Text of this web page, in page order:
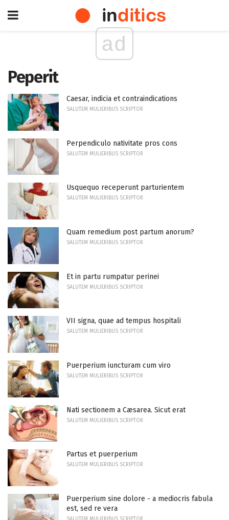
ad
Peperit
Caesar, indicia et contraindications
SALUTEM MULIERIBUS SCRIPTOR
Perpendiculo nativitate pros cons
SALUTEM MULIERIBUS SCRIPTOR
Usquequo receperunt parturientem
SALUTEM MULIERIBUS SCRIPTOR
Quam remedium post partum anorum?
SALUTEM MULIERIBUS SCRIPTOR
Et in partu rumpatur perinei
SALUTEM MULIERIBUS SCRIPTOR
VII signa, quae ad tempus hospitali
SALUTEM MULIERIBUS SCRIPTOR
Puerperium iuncturam cum viro
SALUTEM MULIERIBUS SCRIPTOR
Nati sectionem a Cæsarea. Sicut erat
SALUTEM MULIERIBUS SCRIPTOR
Partus et puerperium
SALUTEM MULIERIBUS SCRIPTOR
Puerperium sine dolore - a mediocris fabula
est, sed re vera